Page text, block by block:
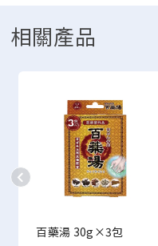
相關產品
湯 30g×3包